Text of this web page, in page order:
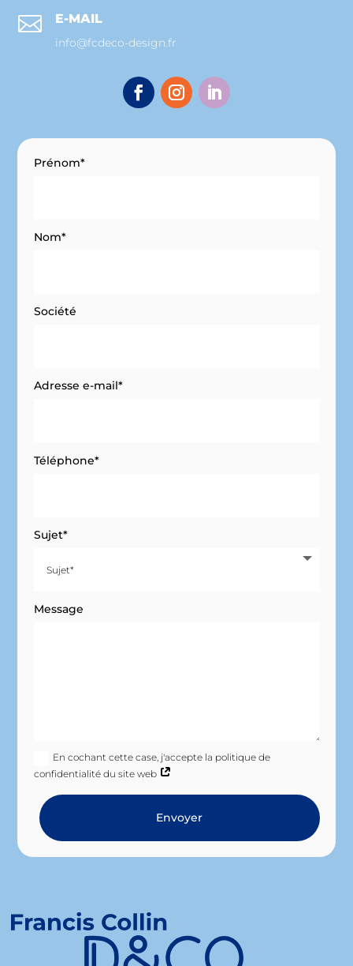
 E-MAIL
info@fcdeco-design.fr
Prénom*
Nom*
Société
Adresse e-mail*
Téléphone*
Sujet*
Message
En cochant cette case, j'accepte la politique de
confidentialité du site web
Envoyer